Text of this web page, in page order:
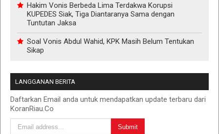
Hakim Vonis Berbeda Lima Terdakwa Korupsi
KUPEDES Siak, Tiga Diantaranya Sama dengan
Tuntutan Jaksa
Soal Vonis Abdul Wahid, KPK Masih Belum Tentukan
Sikap
LANGGANAN BERITA
Daftarkan Email anda untuk mendapatkan update terbaru dari
KoranRiau.Co